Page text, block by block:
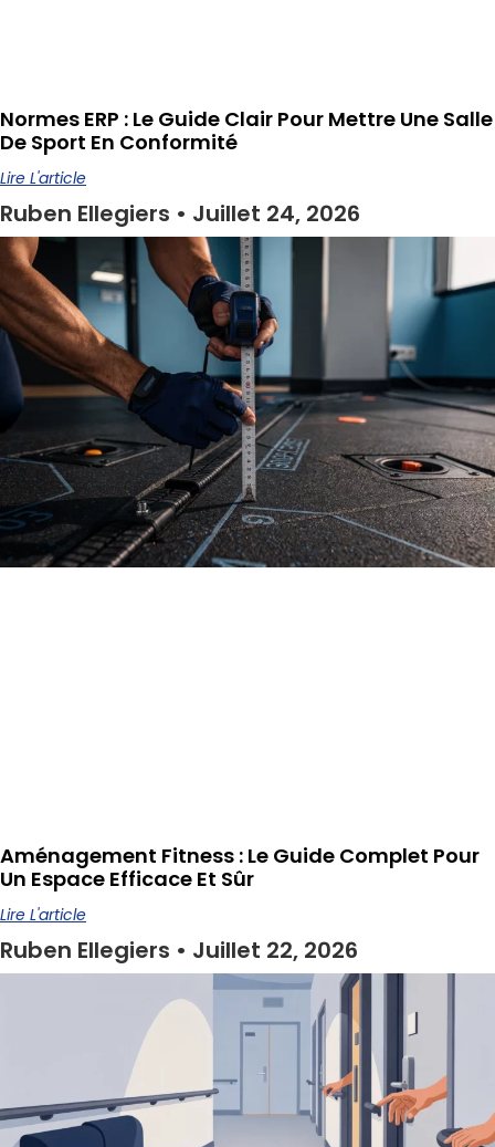
Normes ERP : Le Guide Clair Pour Mettre Une Salle
De Sport En Conformité
Lire L'article
Ruben Ellegiers Juillet 24, 2026
Aménagement Fitness : Le Guide Complet Pour
Un Espace Efficace Et Sûr
Lire L'article
Ruben Ellegiers Juillet 22, 2026